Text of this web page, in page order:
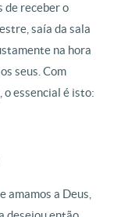
de receber o
saía da sala
na hora
seus. Com
essencial é isto:
amamos a Deus,